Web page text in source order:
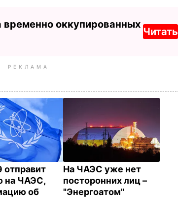
временно оккупированных
Читать
РЕКЛАМА
отправит
на ЧАЭС,
об
На ЧАЭС уже нет
посторонних лиц –
"Энергоатом"